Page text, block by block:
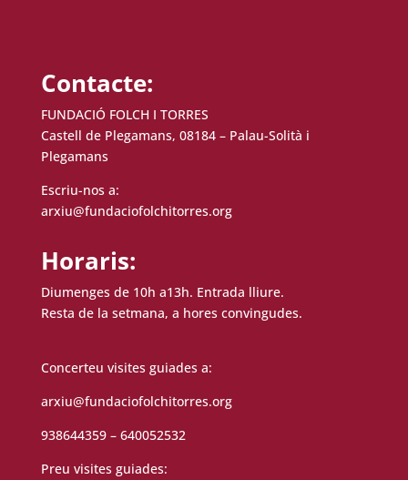
Contacte:
FUNDACIÓ FOLCH I TORRES
Castell de Plegamans, 08184 – Palau-Solità i
Plegamans
Escriu-nos a:
arxiu@fundaciofolchitorres.org
Horaris:
Diumenges de 10h a13h. Entrada lliure.
Resta de la setmana, a hores convingudes.
Concerteu visites guiades a:
arxiu@fundaciofolchitorres.org
938644359 – 640052532
Preu visites guiades: